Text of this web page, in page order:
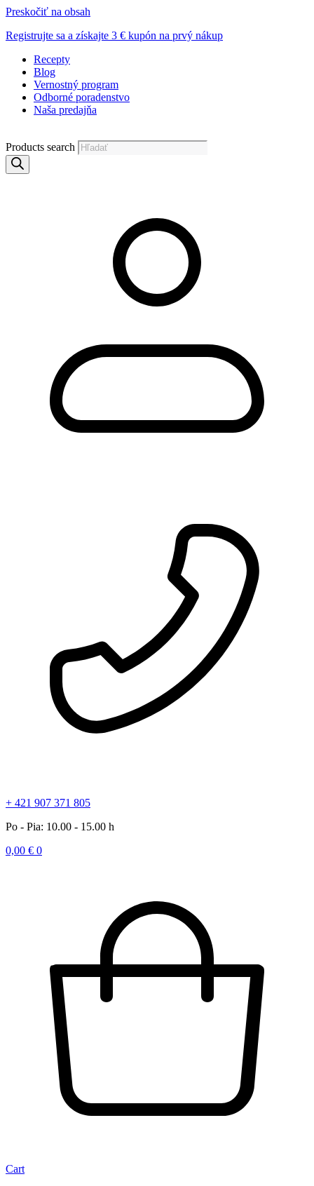
Preskočiť na obsah
Registrujte sa a získajte 3 € kupón na prvý nákup
Recepty
Blog
Vernostný program
Odborné poradenstvo
Naša predajňa
Products search
+ 421 907 371 805
Po - Pia: 10.00 - 15.00 h
0,00 € 0
Cart